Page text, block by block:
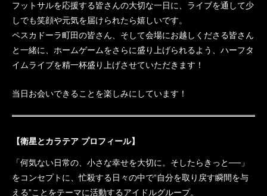
フットサルを応援する皆さんの大切な一日に、ライブを通して少
しでも笑顔や元気を届けられたら嬉しいです。
ペスカドーラ町田の皆さん、そして会場にお越しくださる皆さん
と一緒に、ホームゲームをさらに盛り上げられるよう、ハーフタ
イムライブを精一杯盛り上げさせていただきます！
当日お会いできることを楽しみにしています！
【衛星とカラテア プロフィール】
「何気ない日常の、小さな幸せを大切に。そしたらきっと──」
をコンセプトに、忙殺する日々の中で“自分を取り戻す瞬間を与
える”ことをテーマに活動するアイドルグループ。